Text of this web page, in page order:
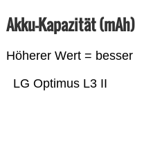
Akku-Kapazität (mAh)
Höherer Wert = besser
LG Optimus L3 II